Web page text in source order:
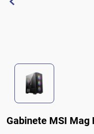
Gabinete MSI Mag